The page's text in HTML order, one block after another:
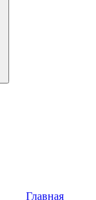
Главная